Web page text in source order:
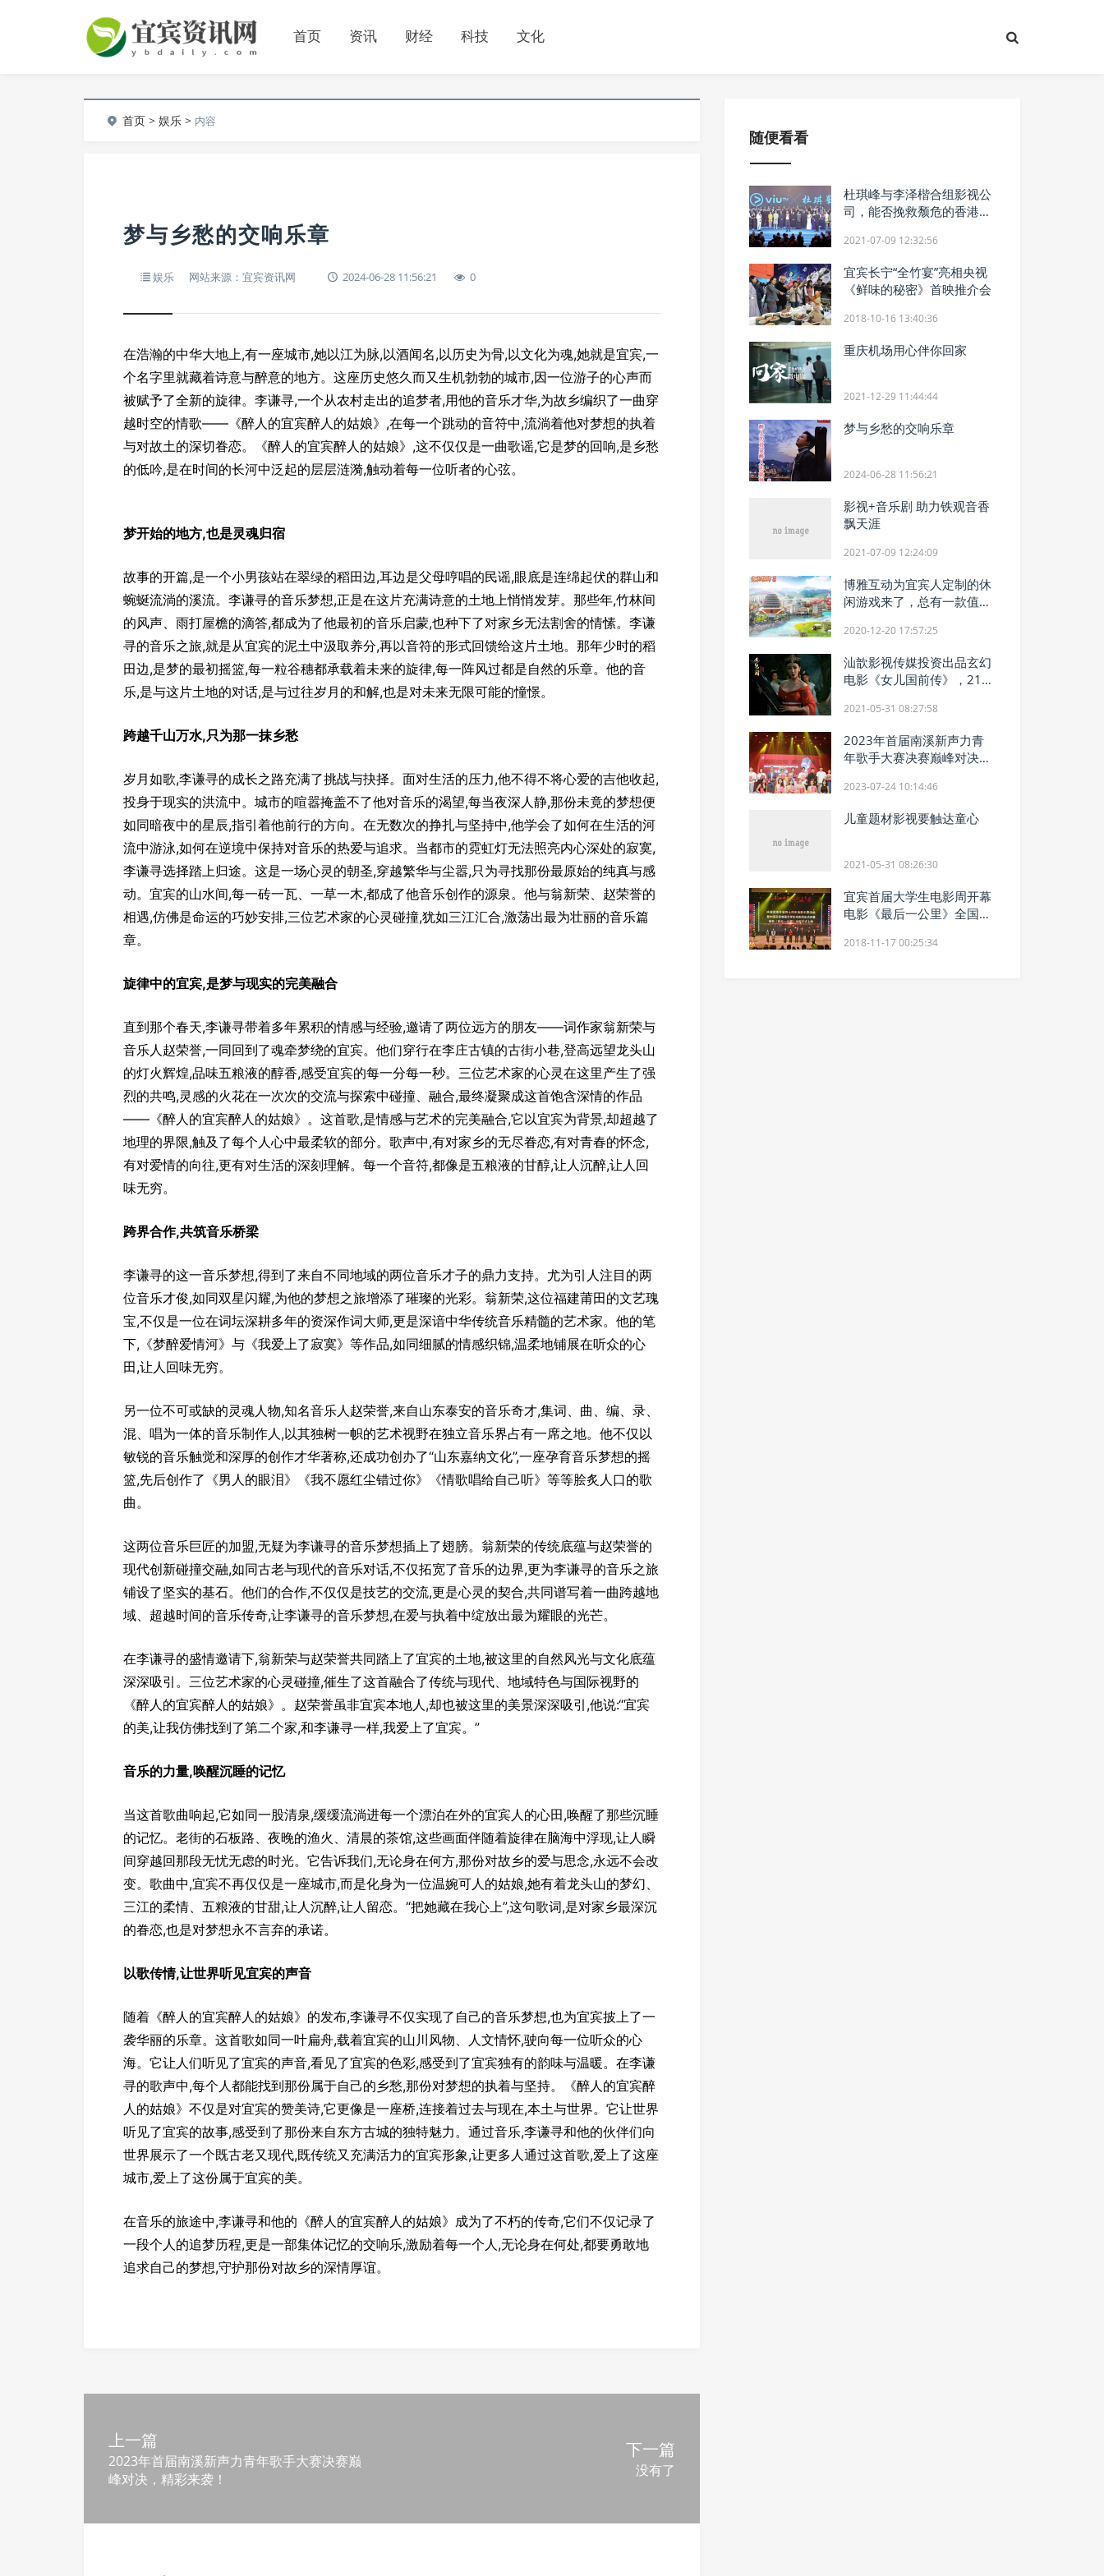
首页 资讯 财经 科技 文化
首页 >娱乐 > 内容
梦与乡愁的交响乐章
娱乐 网站来源：宜宾资讯网 2024-06-28 11:56:21 0
在浩瀚的中华大地上,有一座城市,她以江为脉,以酒闻名,以历史为骨,以文化为魂,她就是宜宾,一
个名字里就藏着诗意与醉意的地方。这座历史悠久而又生机勃勃的城市,因一位游子的心声而
被赋予了全新的旋律。李谦寻,一个从农村走出的追梦者,用他的音乐才华,为故乡编织了一曲穿
越时空的情歌——《醉人的宜宾醉人的姑娘》,在每一个跳动的音符中,流淌着他对梦想的执着
与对故土的深切眷恋。《醉人的宜宾醉人的姑娘》,这不仅仅是一曲歌谣,它是梦的回响,是乡愁
的低吟,是在时间的长河中泛起的层层涟漪,触动着每一位听者的心弦。
梦开始的地方,也是灵魂归宿
故事的开篇,是一个小男孩站在翠绿的稻田边,耳边是父母哼唱的民谣,眼底是连绵起伏的群山和
蜿蜒流淌的溪流。李谦寻的音乐梦想,正是在这片充满诗意的土地上悄悄发芽。那些年,竹林间
的风声、雨打屋檐的滴答,都成为了他最初的音乐启蒙,也种下了对家乡无法割舍的情愫。李谦
寻的音乐之旅,就是从宜宾的泥土中汲取养分,再以音符的形式回馈给这片土地。那年少时的稻
田边,是梦的最初摇篮,每一粒谷穗都承载着未来的旋律,每一阵风过都是自然的乐章。他的音
乐,是与这片土地的对话,是与过往岁月的和解,也是对未来无限可能的憧憬。
跨越千山万水,只为那一抹乡愁
岁月如歌,李谦寻的成长之路充满了挑战与抉择。面对生活的压力,他不得不将心爱的吉他收起,
投身于现实的洪流中。城市的喧嚣掩盖不了他对音乐的渴望,每当夜深人静,那份未竟的梦想便
如同暗夜中的星辰,指引着他前行的方向。在无数次的挣扎与坚持中,他学会了如何在生活的河
流中游泳,如何在逆境中保持对音乐的热爱与追求。当都市的霓虹灯无法照亮内心深处的寂寞,
李谦寻选择踏上归途。这是一场心灵的朝圣,穿越繁华与尘嚣,只为寻找那份最原始的纯真与感
动。宜宾的山水间,每一砖一瓦、一草一木,都成了他音乐创作的源泉。他与翁新荣、赵荣誉的
相遇,仿佛是命运的巧妙安排,三位艺术家的心灵碰撞,犹如三江汇合,激荡出最为壮丽的音乐篇
章。
旋律中的宜宾,是梦与现实的完美融合
直到那个春天,李谦寻带着多年累积的情感与经验,邀请了两位远方的朋友——词作家翁新荣与
音乐人赵荣誉,一同回到了魂牵梦绕的宜宾。他们穿行在李庄古镇的古街小巷,登高远望龙头山
的灯火辉煌,品味五粮液的醇香,感受宜宾的每一分每一秒。三位艺术家的心灵在这里产生了强
烈的共鸣,灵感的火花在一次次的交流与探索中碰撞、融合,最终凝聚成这首饱含深情的作品
——《醉人的宜宾醉人的姑娘》。这首歌,是情感与艺术的完美融合,它以宜宾为背景,却超越了
地理的界限,触及了每个人心中最柔软的部分。歌声中,有对家乡的无尽眷恋,有对青春的怀念,
有对爱情的向往,更有对生活的深刻理解。每一个音符,都像是五粮液的甘醇,让人沉醉,让人回
味无穷。
跨界合作,共筑音乐桥梁
李谦寻的这一音乐梦想,得到了来自不同地域的两位音乐才子的鼎力支持。尤为引人注目的两
位音乐才俊,如同双星闪耀,为他的梦想之旅增添了璀璨的光彩。翁新荣,这位福建莆田的文艺瑰
宝,不仅是一位在词坛深耕多年的资深作词大师,更是深谙中华传统音乐精髓的艺术家。他的笔
下,《梦醉爱情河》与《我爱上了寂寞》等作品,如同细腻的情感织锦,温柔地铺展在听众的心
田,让人回味无穷。
另一位不可或缺的灵魂人物,知名音乐人赵荣誉,来自山东泰安的音乐奇才,集词、曲、编、录、
混、唱为一体的音乐制作人,以其独树一帜的艺术视野在独立音乐界占有一席之地。他不仅以
敏锐的音乐触觉和深厚的创作才华著称,还成功创办了“山东嘉纳文化”,一座孕育音乐梦想的摇
篮,先后创作了《男人的眼泪》《我不愿红尘错过你》《情歌唱给自己听》等等脍炙人口的歌
曲。
这两位音乐巨匠的加盟,无疑为李谦寻的音乐梦想插上了翅膀。翁新荣的传统底蕴与赵荣誉的
现代创新碰撞交融,如同古老与现代的音乐对话,不仅拓宽了音乐的边界,更为李谦寻的音乐之旅
铺设了坚实的基石。他们的合作,不仅仅是技艺的交流,更是心灵的契合,共同谱写着一曲跨越地
域、超越时间的音乐传奇,让李谦寻的音乐梦想,在爱与执着中绽放出最为耀眼的光芒。
在李谦寻的盛情邀请下,翁新荣与赵荣誉共同踏上了宜宾的土地,被这里的自然风光与文化底蕴
深深吸引。三位艺术家的心灵碰撞,催生了这首融合了传统与现代、地域特色与国际视野的
《醉人的宜宾醉人的姑娘》。赵荣誉虽非宜宾本地人,却也被这里的美景深深吸引,他说:“宜宾
的美,让我仿佛找到了第二个家,和李谦寻一样,我爱上了宜宾。”
音乐的力量,唤醒沉睡的记忆
当这首歌曲响起,它如同一股清泉,缓缓流淌进每一个漂泊在外的宜宾人的心田,唤醒了那些沉睡
的记忆。老街的石板路、夜晚的渔火、清晨的茶馆,这些画面伴随着旋律在脑海中浮现,让人瞬
间穿越回那段无忧无虑的时光。它告诉我们,无论身在何方,那份对故乡的爱与思念,永远不会改
变。歌曲中,宜宾不再仅仅是一座城市,而是化身为一位温婉可人的姑娘,她有着龙头山的梦幻、
三江的柔情、五粮液的甘甜,让人沉醉,让人留恋。“把她藏在我心上”,这句歌词,是对家乡最深沉
的眷恋,也是对梦想永不言弃的承诺。
以歌传情,让世界听见宜宾的声音
随着《醉人的宜宾醉人的姑娘》的发布,李谦寻不仅实现了自己的音乐梦想,也为宜宾披上了一
袭华丽的乐章。这首歌如同一叶扁舟,载着宜宾的山川风物、人文情怀,驶向每一位听众的心
海。它让人们听见了宜宾的声音,看见了宜宾的色彩,感受到了宜宾独有的韵味与温暖。在李谦
寻的歌声中,每个人都能找到那份属于自己的乡愁,那份对梦想的执着与坚持。《醉人的宜宾醉
人的姑娘》不仅是对宜宾的赞美诗,它更像是一座桥,连接着过去与现在,本土与世界。它让世界
听见了宜宾的故事,感受到了那份来自东方古城的独特魅力。通过音乐,李谦寻和他的伙伴们向
世界展示了一个既古老又现代,既传统又充满活力的宜宾形象,让更多人通过这首歌,爱上了这座
城市,爱上了这份属于宜宾的美。
在音乐的旅途中,李谦寻和他的《醉人的宜宾醉人的姑娘》成为了不朽的传奇,它们不仅记录了
一段个人的追梦历程,更是一部集体记忆的交响乐,激励着每一个人,无论身在何处,都要勇敢地
追求自己的梦想,守护那份对故乡的深情厚谊。
上一篇
2023年首届南溪新声力青年歌手大赛决赛巅
峰对决，精彩来袭！
下一篇
没有了
随便看看
杜琪峰与李泽楷合组影视公
司，能否挽救颓危的香港电
2021-07-09 12:32:56
宜宾长宁“全竹宴”亮相央视
《鲜味的秘密》首映推介会
2018-10-16 13:40:36
重庆机场用心伴你回家
2021-12-29 11:44:44
梦与乡愁的交响乐章
2024-06-28 11:56:21
影视+音乐剧 助力铁观音香
飘天涯
2021-07-09 12:24:09
博雅互动为宜宾人定制的休
闲游戏来了，总有一款值得
2020-12-20 17:57:25
汕歆影视传媒投资出品玄幻
电影《女儿国前传》，21年
2021-05-31 08:27:58
2023年首届南溪新声力青
年歌手大赛决赛巅峰对决，
2023-07-24 10:14:46
儿童题材影视要触达童心
2021-05-31 08:26:30
宜宾首届大学生电影周开幕
电影《最后一公里》全国首
2018-11-17 00:25:34